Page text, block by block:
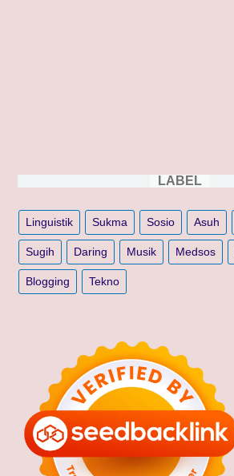
LABEL
Linguistik Sukma Sosio Asuh
Sugih Daring Musik Medsos
Blogging Tekno